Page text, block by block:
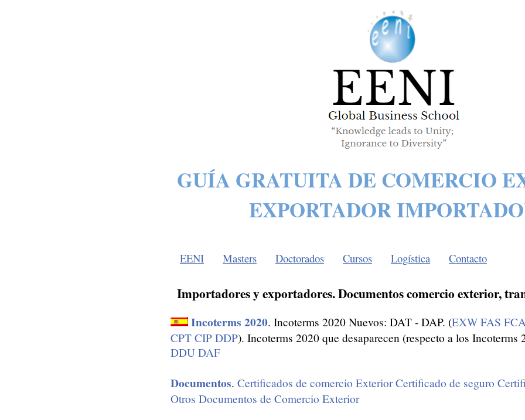
GUÍA GRATUITA DE COMERCIO
EXPORTADOR
EENI Masters Doctorados Cursos Logística Contacto
Importadores y exportadores. Documentos comercio exterior,
Incoterms 2020. Incoterms 2020 Nuevos: DAT - DAP. (EXW FAS
CPT CIP DDP). Incoterms 2020 que desaparecen (respecto a los Incoterms
DDU DAF
Documentos. Certificados de comercio Exterior Certificado de seguro
Otros Documentos de Comercio Exterior